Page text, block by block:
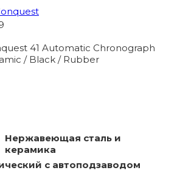
41 Automatic Chronograph
/ Black / Rubber
Нержавеющая сталь и
керамика
с автоподзаводом